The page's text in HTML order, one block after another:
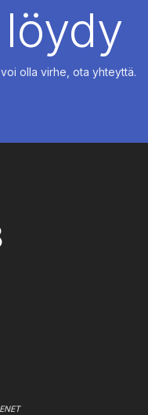
olla virhe, ota yhteyttä.